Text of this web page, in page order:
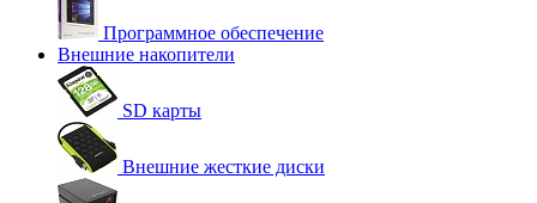
Программное обеспечение
Внешние накопители
SD карты
Внешние жесткие диски